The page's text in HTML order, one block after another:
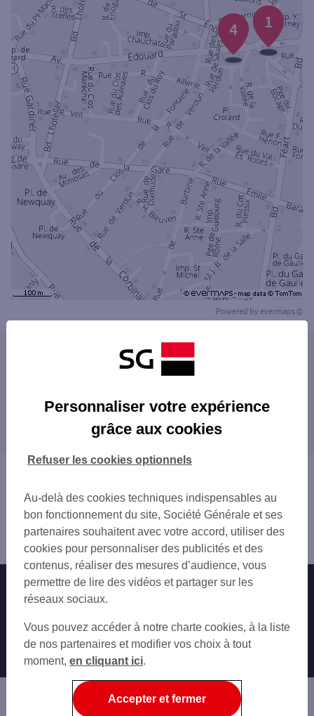
Rue
Rechercher
4 3
2
1
Powered by evermaps ©
Les distributeurs/automates dans les villes à
DINAN
Les distributeurs/automates dans les
départements limitrophes
44 LOIRE-ATLANTIQUE
50 MANCHE
53 MAYENNE
56 MORBIHAN
Ille-et-Vilaine
Nos engagements Nous contacter
Autres sites SG
Professionnels
Entreprises
Associations
Personnaliser votre expérience
grâce aux cookies
Au-delà des cookies techniques indispensables au
bon fonctionnement du site, Société Générale et ses
partenaires souhaitent avec votre accord, utiliser des
cookies pour personnaliser des publicités et des
contenus, réaliser des mesures d’audience, vous
permettre de lire des vidéos et partager sur les
réseaux sociaux.
Vous pouvez accéder à notre charte cookies, à la liste
de nos partenaires et modifier vos choix à tout
moment, en cliquant ici.
Refuser les cookies optionnels
Accepter et fermer